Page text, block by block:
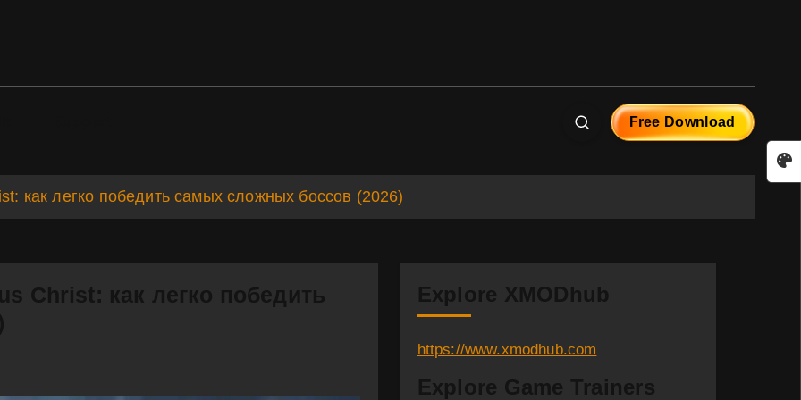
Free Download
как легко победить самых сложных боссов (2026)
Christ: как легко победить
Explore XMODhub
https://www.xmodhub.com
Explore Game Trainers